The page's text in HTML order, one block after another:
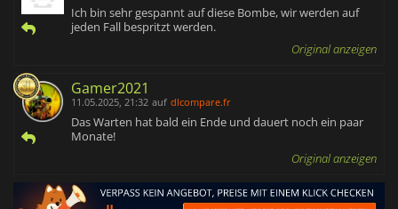
Ich bin sehr gespannt auf diese Bombe, wir werden auf
jeden Fall bespritzt werden.
Original anzeigen
Gamer2021
11.05.2025, 21:32 auf dlcompare.fr
Das Warten hat bald ein Ende und dauert noch ein paar
Monate!
Original anzeigen